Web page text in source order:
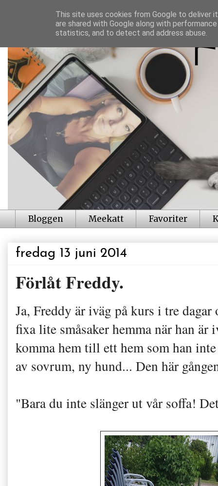
Bloggen Meekatt Favoriter
fredag 13 juni 2014
Förlåt Freddy.
Ja, Freddy är iväg på kurs i tre
fixa lite småsaker hemma när han
komma hem till ett hem som han
av sovrum, ny hund... Den här
"Bara du inte slänger ut vår soffa!
This site uses cookies from Google to deliver
are shared with Google along with
statistics, and to detect and address abuse.